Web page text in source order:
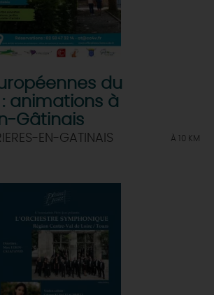
du
animations à
Gâtinais
EN-GATINAIS À 10 KM